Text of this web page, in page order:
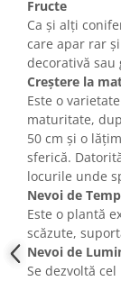
Fructe
Ca și alți
care apar rar
decorativă sau
Creștere la
Este o
maturitate,
50 cm și o
sferică.
locurile unde
Nevoi de
Este o plantă
scăzute,
Nevoi de
Se dezvoltă